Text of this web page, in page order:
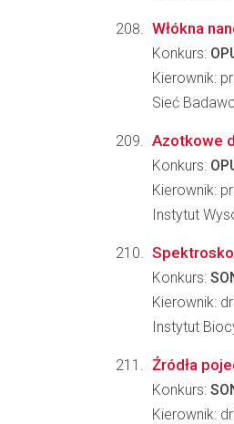
Włókna
Konkurs:
Kierownik:
Sieć
Azotkowe
Konkurs:
Kierownik:
Instytut
Konkurs:
Kierownik:
Instytut
Źródła
Konkurs:
Kierownik: